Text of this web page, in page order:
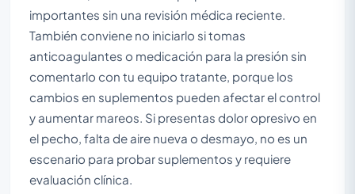
importantes sin una revisión médica reciente.
También conviene no iniciarlo si tomas
anticoagulantes o medicación para la presión sin
comentarlo con tu equipo tratante, porque los
cambios en suplementos pueden afectar el control
y aumentar mareos. Si presentas dolor opresivo en
el pecho, falta de aire nueva o desmayo, no es un
escenario para probar suplementos y requiere
evaluación clínica.